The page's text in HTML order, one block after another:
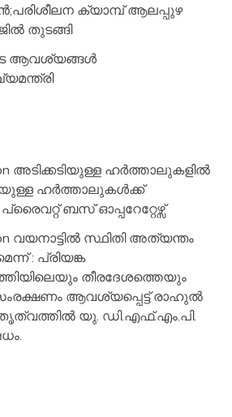
ക്യാമ്പ് ആലപ്പുഴ
തുടങ്ങി
ആവശ്യങ്ങൾ
അടിക്കടിയുള്ള ഹർത്താലുകളിൽ
ഹർത്താലുകൾക്ക്
ബസ് ഓപ്പറേറ്റേഴ്സ്
വയനാട്ടിൽ സ്ഥിതി അത്യന്തം
: പ്രിയങ്ക
തീരദേശത്തെയും
ആവശ്യപ്പെട്ട് രാഹുൽ
യു. ഡി.എഫ്.എം.പി.